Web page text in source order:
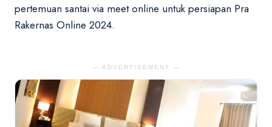
pertemuan santai via meet online untuk persiapan Pra
Rakernas Online 2024.
— ADVERTISEMENT —